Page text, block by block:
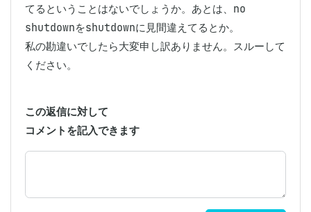
てるということはないでしょうか。あとは、no
shutdownをshutdownに見間違えてるとか。
私の勘違いでしたら大変申し訳ありません。スルーして
ください。
この返信に対して
コメントを記入できます